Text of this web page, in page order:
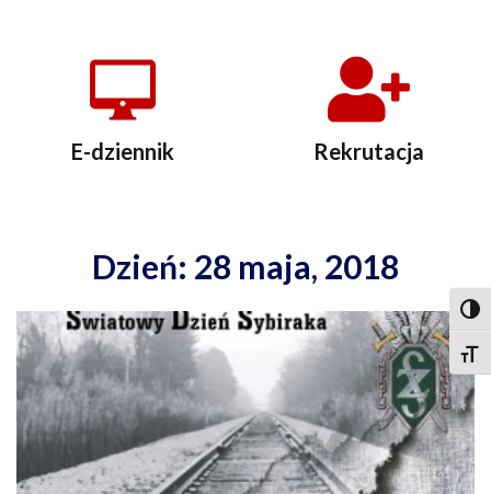
E-dziennik Rekrutacja
Dzień: 28 maja, 2018